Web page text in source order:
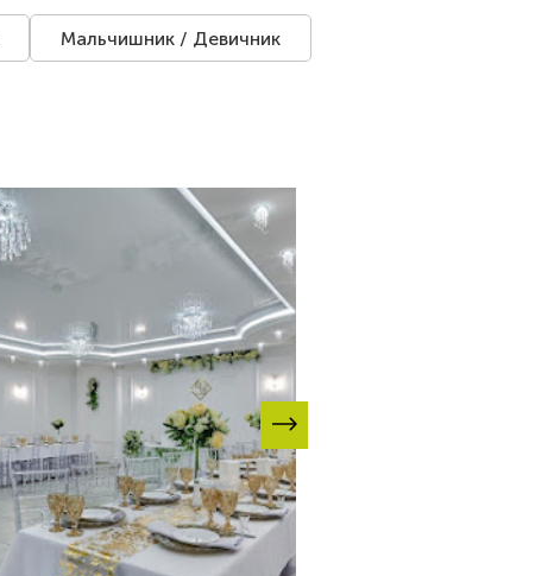
Мальчишник / Девичник